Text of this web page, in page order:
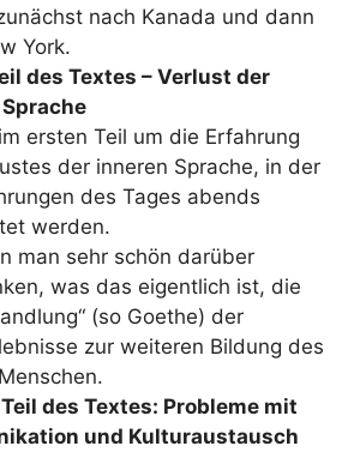
nach Kanada und dann
York.
des Textes – Verlust der
ersten Teil um die Erfahrung
der inneren Sprache, in der
des Tages abends
werden.
man sehr schön darüber
was das eigentlich ist, die
(so Goethe) der
zur weiteren Bildung des
des Textes: Probleme mit
und Kulturaustausch